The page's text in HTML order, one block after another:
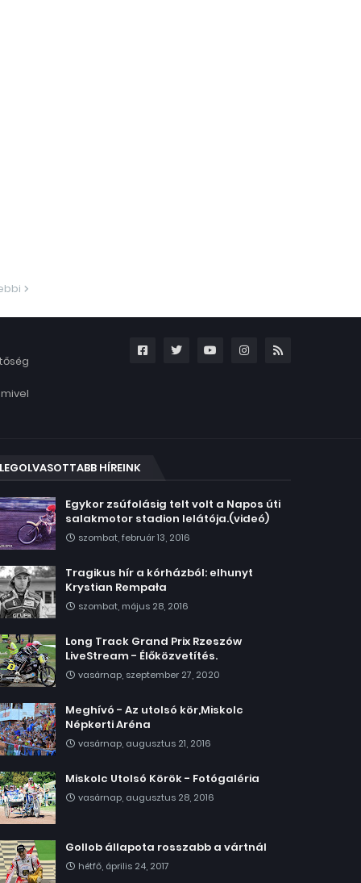
LEGOLVASOTTABB HÍREINK
Egykor zsúfolásig telt volt a Napos úti
salakmotor stadion lelátója.(videó)
szombat, február 13, 2016
Tragikus hír a kórházból: elhunyt
Krystian Rempała
szombat, május 28, 2016
Long Track Grand Prix Rzeszów
LiveStream - Élőközvetítés.
vasárnap, szeptember 27, 2020
Meghívó - Az utolsó kör,Miskolc
Népkerti Aréna
vasárnap, augusztus 21, 2016
Miskolc Utolsó Körök - Fotógaléria
vasárnap, augusztus 28, 2016
Gollob állapota rosszabb a vártnál
hétfő, április 24, 2017